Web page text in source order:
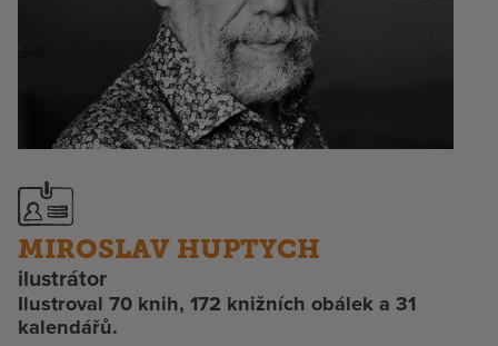
MIROSLAV HUPTYCH
ilustrátor
Ilustroval 70 knih, 172 knižních obálek a 31
kalendářů.